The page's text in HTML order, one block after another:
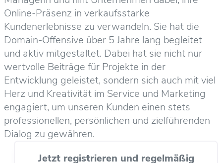
Online-Präsenz in verkaufsstarke
Kundenerlebnisse zu verwandeln. Sie hat die
Domain-Offensive über 5 Jahre lang begleitet
und aktiv mitgestaltet. Dabei hat sie nicht nur
wertvolle Beiträge für Projekte in der
Entwicklung geleistet, sondern sich auch mit viel
Herz und Kreativität im Service und Marketing
engagiert, um unseren Kunden einen stets
professionellen, persönlichen und zielführenden
Dialog zu gewähren.
Jetzt registrieren und regelmäßig